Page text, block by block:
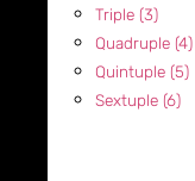
Triple (3)
Quadruple (4)
Quintuple (5)
Sextuple (6)